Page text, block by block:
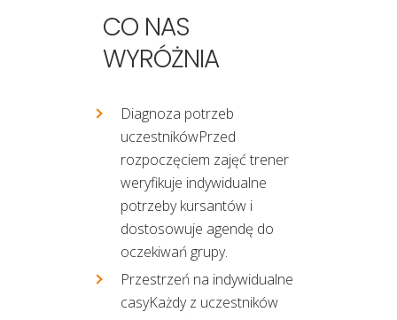
CO NAS
WYRÓŻNIA
Diagnoza potrzeb
uczestnikówPrzed
rozpoczęciem zajęć trener
weryfikuje indywidualne
potrzeby kursantów i
dostosowuje agendę do
oczekiwań grupy.
Przestrzeń na indywidualne
casyKażdy z uczestników